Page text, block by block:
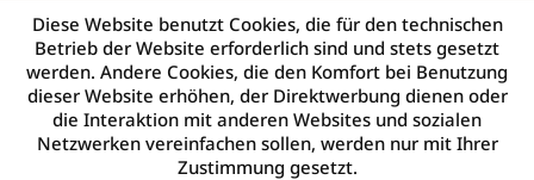
Diese Website benutzt Cookies, die für den technischen
Betrieb der Website erforderlich sind und stets gesetzt
werden. Andere Cookies, die den Komfort bei Benutzung
dieser Website erhöhen, der Direktwerbung dienen oder
die Interaktion mit anderen Websites und sozialen
Netzwerken vereinfachen sollen, werden nur mit Ihrer
Zustimmung gesetzt.